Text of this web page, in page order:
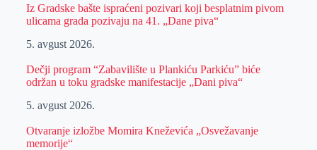
Iz Gradske bašte ispraćeni pozivari koji besplatnim pivom
ulicama grada pozivaju na 41. „Dane piva“
5. avgust 2026.
Dečji program “Zabavilište u Plankiću Parkiću” biće
održan u toku gradske manifestacije „Dani piva“
5. avgust 2026.
Otvaranje izložbe Momira Kneževića „Osvežavanje
memorije“